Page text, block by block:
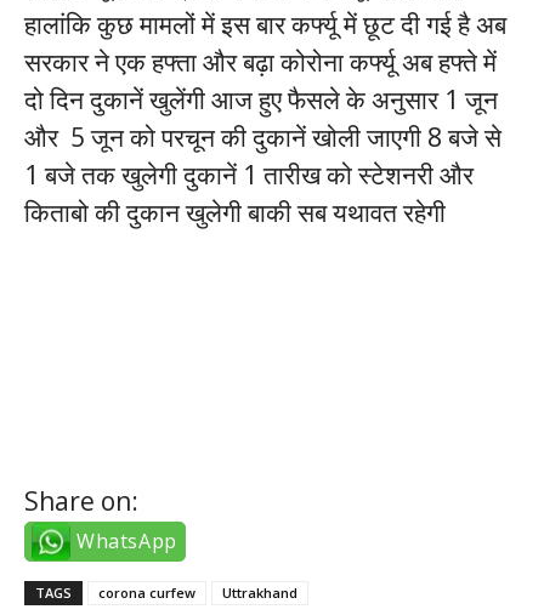
हालांकि कुछ मामलों में इस बार कर्फ्यू में छूट दी गई है अब
सरकार ने एक हफ्ता और बढ़ा कोरोना कर्फ्यू अब हफ्ते में
दो दिन दुकानें खुलेंगी आज हुए फैसले के अनुसार 1 जून
और 5 जून को परचून की दुकानें खोली जाएगी 8 बजे से
1 बजे तक खुलेगी दुकानें 1 तारीख को स्टेशनरी और
किताबो की दुकान खुलेगी बाकी सब यथावत रहेगी
Share on:
WhatsApp
TAGS corona curfew Uttrakhand